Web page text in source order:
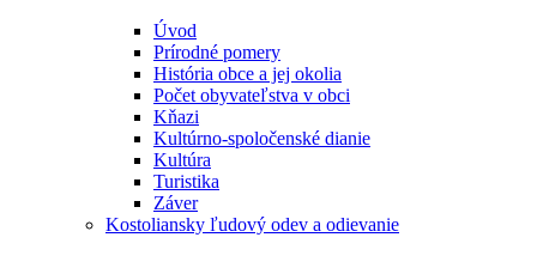
Úvod
Prírodné pomery
História obce a jej okolia
Počet obyvateľstva v obci
Kňazi
Kultúrno-spoločenské dianie
Kultúra
Turistika
Záver
Kostoliansky ľudový odev a odievanie